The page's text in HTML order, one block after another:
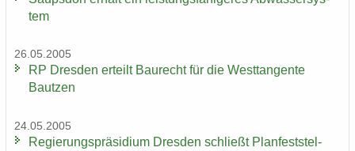
tem
26.05.2005
RP Dres­den er­teilt Bau­recht für die West­tan­gen­te
Baut­zen
24.05.2005
Re­gie­rungs­prä­si­di­um Dres­den schließt Plan­fest­stel­